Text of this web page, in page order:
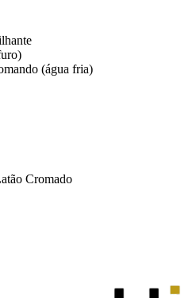
(água fria)
Cromado